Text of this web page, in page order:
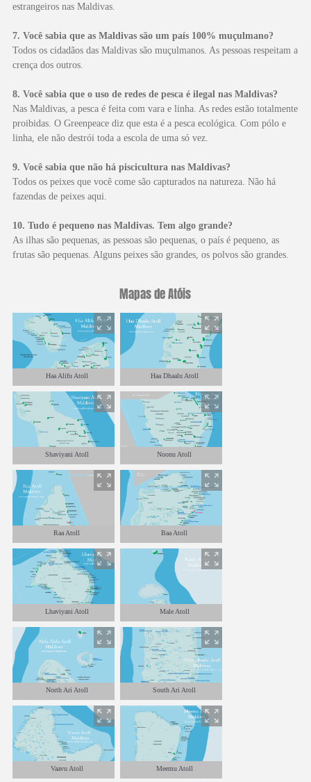
estrangeiros nas Maldivas.
7. Você sabia que as Maldivas são um país 100% muçulmano?
Todos os cidadãos das Maldivas são muçulmanos. As pessoas respeitam a
crença dos outros.
8. Você sabia que o uso de redes de pesca é ilegal nas Maldivas?
Nas Maldivas, a pesca é feita com vara e linha. As redes estão totalmente
proibidas. O Greenpeace diz que esta é a pesca ecológica. Com pólo e
linha, ele não destrói toda a escola de uma só vez.
9. Você sabia que não há piscicultura nas Maldivas?
Todos os peixes que você come são capturados na natureza. Não há
fazendas de peixes aqui.
10. Tudo é pequeno nas Maldivas. Tem algo grande?
As ilhas são pequenas, as pessoas são pequenas, o país é pequeno, as
frutas são pequenas. Alguns peixes são grandes, os polvos são grandes.
Mapas de Atóis
Haa Alifu Atoll Haa Dhaalu Atoll
Shaviyani Atoll Noonu Atoll
Raa Atoll Baa Atoll
Lhaviyani Atoll Male Atoll
North Ari Atoll South Ari Atoll
Vaavu Atoll Meemu Atoll